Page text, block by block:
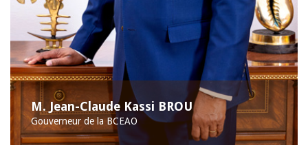
M. Jean-Claude Kassi BROU
Gouverneur de la BCEAO